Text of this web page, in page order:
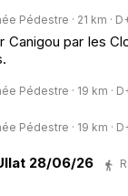
Pédestre · 21 km ·
Canigou par les
Pédestre · 19 km ·
Pédestre · 19 km ·
28/06/26